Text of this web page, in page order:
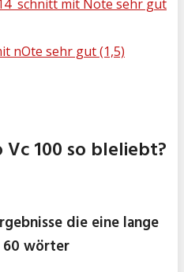
schnitt mit Note sehr gut
nOte sehr gut (1,5)
100 so bleliebt?
die eine lange
wörter